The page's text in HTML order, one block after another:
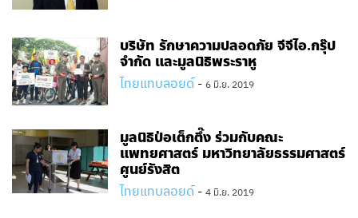
บริษัท รักษาความปลอดภัย จีจีไอ.กรุ๊ป
จำกัด และมูลนิธิพระราหู
ไทยแทบลอยด์ - 6 มิ.ย. 2019
มูลนิธิป่อเต็กตึ๊ง ร่วมกับคณะ
แพทยศาสตร์ มหาวิทยาลัยธรรมศาสตร์
ศูนย์รังสิต
ไทยแทบลอยด์ - 4 มิ.ย. 2019